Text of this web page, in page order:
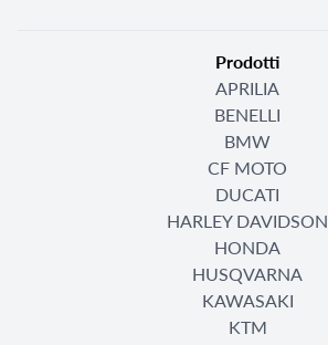
Prodotti
APRILIA
BENELLI
BMW
CF MOTO
DUCATI
HARLEY DAVIDSON
HONDA
HUSQVARNA
KAWASAKI
KTM